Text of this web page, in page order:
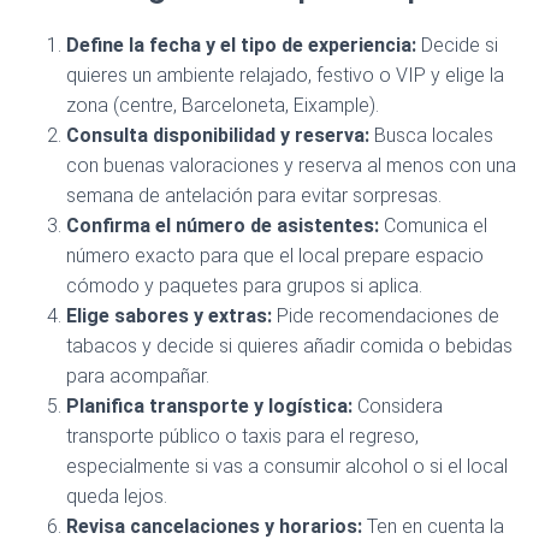
Define la fecha y el tipo de experiencia: Decide si
quieres un ambiente relajado, festivo o VIP y elige la
zona (centre, Barceloneta, Eixample).
Consulta disponibilidad y reserva: Busca locales
con buenas valoraciones y reserva al menos con una
semana de antelación para evitar sorpresas.
Confirma el número de asistentes: Comunica el
número exacto para que el local prepare espacio
cómodo y paquetes para grupos si aplica.
Elige sabores y extras: Pide recomendaciones de
tabacos y decide si quieres añadir comida o bebidas
para acompañar.
Planifica transporte y logística: Considera
transporte público o taxis para el regreso,
especialmente si vas a consumir alcohol o si el local
queda lejos.
Revisa cancelaciones y horarios: Ten en cuenta la